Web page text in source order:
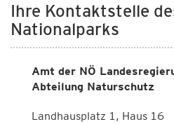
Ihre Kontaktstelle
Nationalparks
Amt der NÖ
Abteilung Naturschutz
Landhausplatz 1, Haus 16